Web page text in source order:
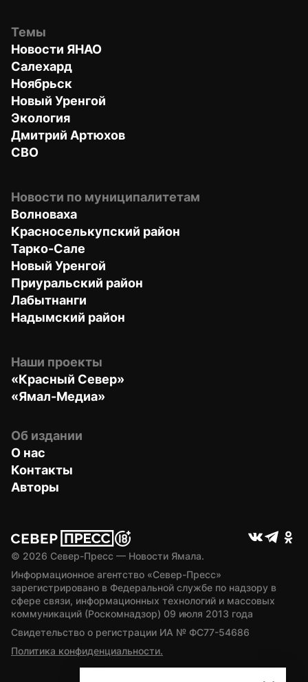
Темы
Новости ЯНАО
Салехард
Ноябрьск
Новый Уренгой
Экология
Дмитрий Артюхов
СВО
Новости по муниципалитетам
Волноваха
Красноселькупский район
Тарко-Сале
Новый Уренгой
Приуральский район
Лабытнанги
Надымский район
Наши проекты
«Красный Север»
«Ямал-Медиа»
Об издании
О нас
Контакты
Авторы
© 2026 Север-Пресс — Новости Ямала.
Информационное агентство «Север-Пресс»
зарегистрировано в Федеральной службе по надзору в
сфере связи, информационных технологий и массовых
коммуникаций (Роскомнадзор) 09 июля 2013 года
Свидетельство о регистрации ИА № ФС77-54686
Политика конфиденциальности.